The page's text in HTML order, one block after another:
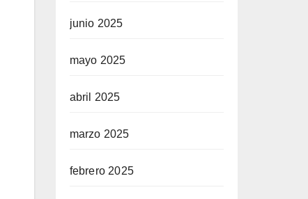
junio 2025
mayo 2025
abril 2025
marzo 2025
febrero 2025